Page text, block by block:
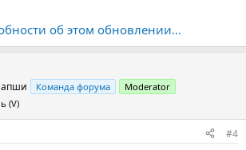
об этом обновлении...
Команда форума
Moderator
(V)
#4